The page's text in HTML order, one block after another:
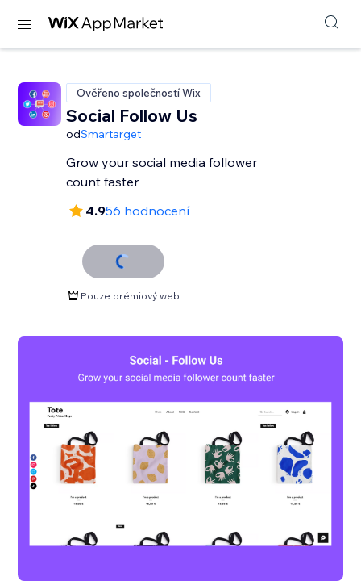
Ověřeno společností Wix
Social Follow Us
odSmartarget
Grow your social media follower
count faster
4.956 hodnocení
Pouze prémiový web